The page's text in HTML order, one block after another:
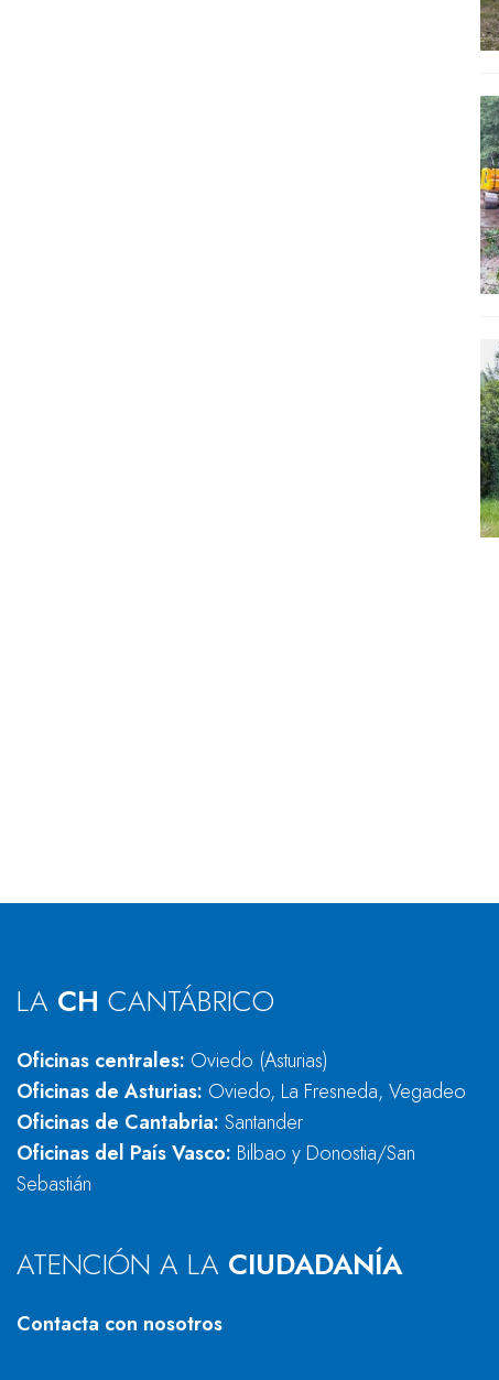
LA CH CANTÁBRICO
Oficinas centrales: Oviedo (Asturias)
Oficinas de Asturias: Oviedo, La Fresneda, Vegadeo
Oficinas de Cantabria: Santander
Oficinas del País Vasco: Bilbao y Donostia/San
Sebastián
ATENCIÓN A LA CIUDADANÍA
Contacta con nosotros